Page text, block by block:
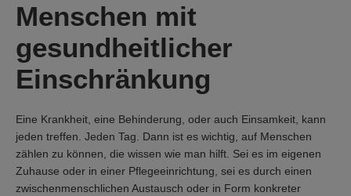
Menschen mit
gesundheitlicher
Einschränkung
Eine Krankheit, eine Behinderung, oder auch Einsamkeit, kann
jeden treffen. Jeden Tag. Dann ist es wichtig, auf Menschen
zählen zu können, die wissen wie man hilft. Sei es im eigenen
Zuhause oder in einer Pflegeeinrichtung, sei es durch einen
zwischenmenschlichen Austausch oder in Form konkreter